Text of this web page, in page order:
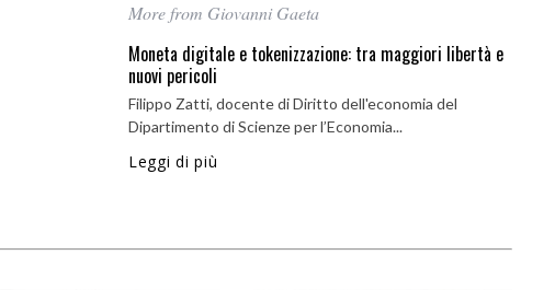
More from Giovanni Gaeta
Moneta digitale e tokenizzazione: tra maggiori libertà e
nuovi pericoli
Filippo Zatti, docente di Diritto dell'economia del
Dipartimento di Scienze per l’Economia...
Leggi di più